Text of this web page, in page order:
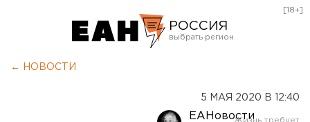
РОССИЯ
[18+]
← НОВОСТИ
5 МАЯ 2020 В 12:40
ЕАНовости